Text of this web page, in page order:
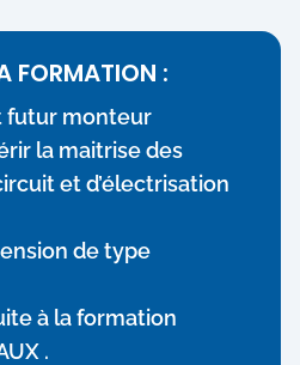
FORMATION :
futur monteur
la maitrise des
et d’électrisation
de type
à la formation
.